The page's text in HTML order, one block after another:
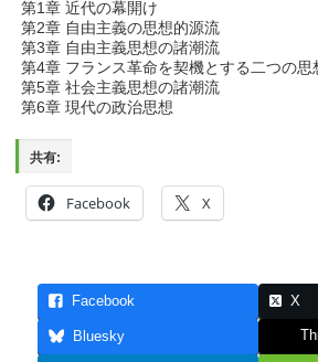
第1章 近代の幕開け
第2章 自由主義の思想的源流
第3章 自由主義思想の諸潮流
第4章 フランス革命を契機とする二つの思
第5章 社会主義思想の諸潮流
第6章 現代の政治思想
共有:
Facebook X
Facebook X
Bluesky